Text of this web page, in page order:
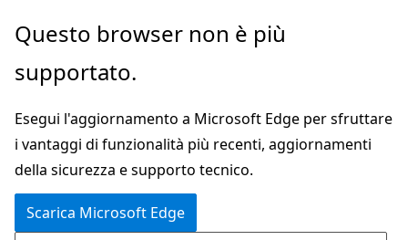
Ignora
passa
contenuto
principale
Questo browser non è più
supportato.
Esegui l'aggiornamento a Microsoft Edge per sfruttare
i vantaggi di funzionalità più recenti, aggiornamenti
della sicurezza e supporto tecnico.
Scarica Microsoft Edge